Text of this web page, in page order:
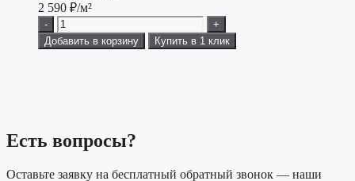
2 590 ₽/м²
-
+
Добавить в корзину
Купить в 1 клик
Есть вопросы?
Оставьте заявку на бесплатный обратный звонок — наши